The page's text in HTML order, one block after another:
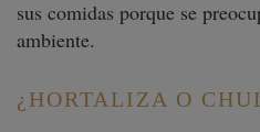
sus comidas porque se
ambiente.
¿HORTALIZA O